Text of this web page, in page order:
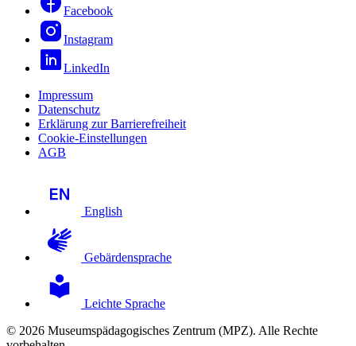
Facebook
Instagram
LinkedIn
Impressum
Datenschutz
Erklärung zur Barrierefreiheit
Cookie-Einstellungen
AGB
English
Gebärdensprache
Leichte Sprache
© 2026 Museumspädagogisches Zentrum (MPZ). Alle Rechte